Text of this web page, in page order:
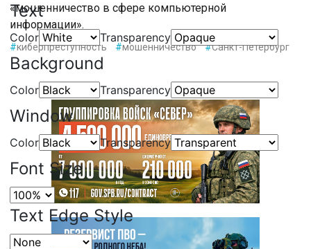
Text
Color Transparency
Background
Color Transparency
Window
Color Transparency
Font Size
Text Edge Style
«мошенничество в сфере компьютерной
информации».
#киберпреступность #мошенничество #Санкт-Петербург